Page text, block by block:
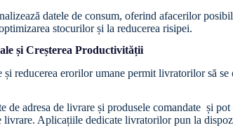
datele de consum, oferind afacerilor
stocurilor și la reducerea risipei.
și Creșterea Productivității
reducerea erorilor umane permit livratorilor să
de adresa de livrare și produsele comandate și
livrare. Aplicațiile dedicate livratorilor pun la